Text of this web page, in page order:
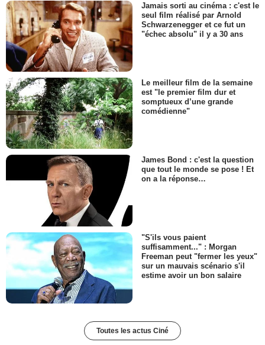
Jamais sorti au cinéma : c'est le
seul film réalisé par Arnold
Schwarzenegger et ce fut un
"échec absolu" il y a 30 ans
Le meilleur film de la semaine
est "le premier film dur et
somptueux d’une grande
comédienne"
James Bond : c'est la question
que tout le monde se pose ! Et
on a la réponse…
"S'ils vous paient
suffisamment..." : Morgan
Freeman peut "fermer les yeux"
sur un mauvais scénario s'il
estime avoir un bon salaire
Toutes les actus Ciné